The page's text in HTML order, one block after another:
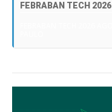
FEBRABAN TECH 2026